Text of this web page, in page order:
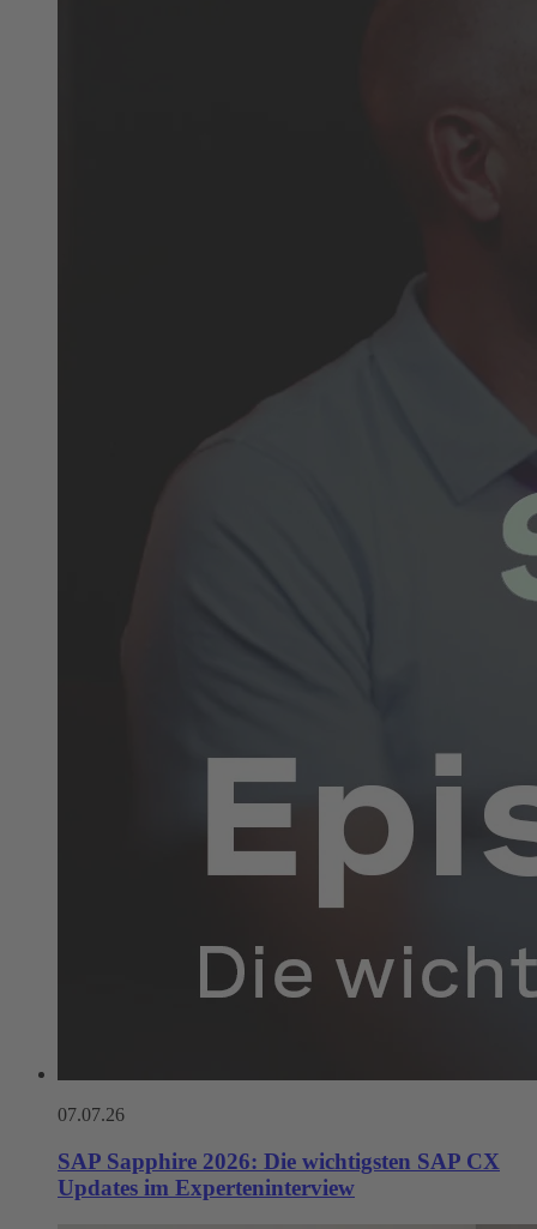
07.07.26
SAP Sapphire 2026: Die wichtigsten SAP CX
Updates im Experteninterview